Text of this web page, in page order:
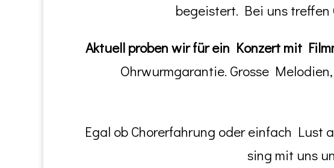
begeistert. Bei uns
Aktuell proben wir für ein Konzert mit
Ohrwurmgarantie. Grosse
Egal ob Chorerfahrung oder einfach Lust
sing mit uns